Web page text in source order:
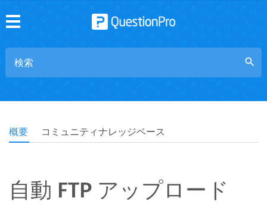
search
概要 コミュニティナレッジベース
自動 FTP アップロード